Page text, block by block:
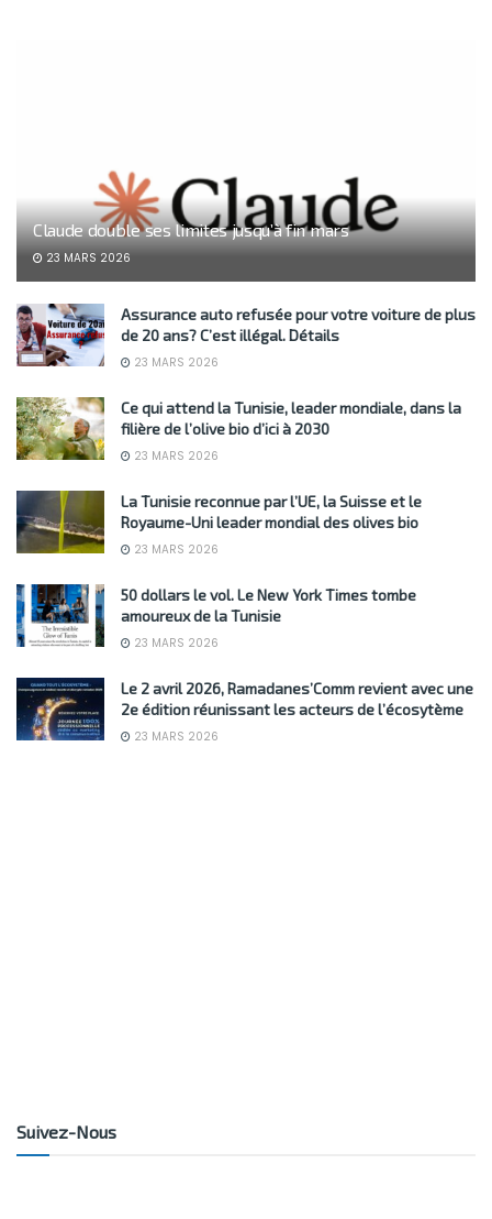
Claude double ses limites jusqu’à fin mars
23 MARS 2026
Assurance auto refusée pour votre voiture de plus
de 20 ans? C’est illégal. Détails
23 MARS 2026
Ce qui attend la Tunisie, leader mondiale, dans la
filière de l’olive bio d’ici à 2030
23 MARS 2026
La Tunisie reconnue par l’UE, la Suisse et le
Royaume-Uni leader mondial des olives bio
23 MARS 2026
50 dollars le vol. Le New York Times tombe
amoureux de la Tunisie
23 MARS 2026
Le 2 avril 2026, Ramadanes’Comm revient avec une
2e édition réunissant les acteurs de l’écosytème
23 MARS 2026
Suivez-Nous